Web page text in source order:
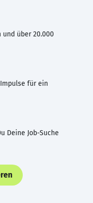
und über 20.000
für ein
Deine Job-Suche